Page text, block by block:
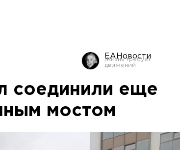
ЕАНовости
соединили еще
мостом